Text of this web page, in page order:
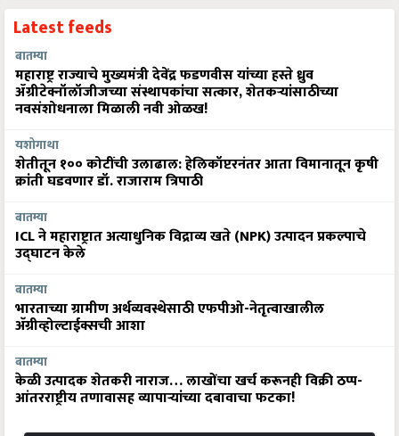
Latest feeds
बातम्या
महाराष्ट्र राज्याचे मुख्यमंत्री देवेंद्र फडणवीस यांच्या हस्ते ध्रुव
ॲग्रीटेक्नॉलॉजीजच्या संस्थापकांचा सत्कार, शेतकऱ्यांसाठीच्या
नवसंशोधनाला मिळाली नवी ओळख!
यशोगाथा
शेतीतून १०० कोटींची उलाढाल: हेलिकॉप्टरनंतर आता विमानातून कृषी
क्रांती घडवणार डॉ. राजाराम त्रिपाठी
बातम्या
ICL ने महाराष्ट्रात अत्याधुनिक विद्राव्य खते (NPK) उत्पादन प्रकल्पाचे
उद्घाटन केले
बातम्या
भारताच्या ग्रामीण अर्थव्यवस्थेसाठी एफपीओ-नेतृत्वाखालील
अ‍ॅग्रीव्होल्टाईक्सची आशा
बातम्या
केळी उत्पादक शेतकरी नाराज… लाखोंचा खर्च करूनही विक्री ठप्प-
आंतरराष्ट्रीय तणावासह व्यापाऱ्यांच्या दबावाचा फटका!